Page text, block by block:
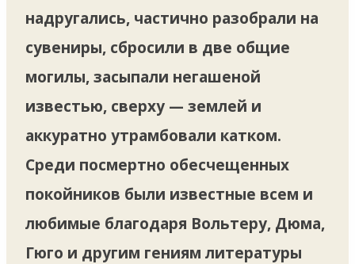
надругались, частично разобрали на
сувениры, сбросили в две общие
могилы, засыпали негашеной
известью, сверху — землей и
аккуратно утрамбовали катком.
Среди посмертно обесчещенных
покойников были известные всем и
любимые благодаря Вольтеру, Дюма,
Гюго и другим гениям литературы